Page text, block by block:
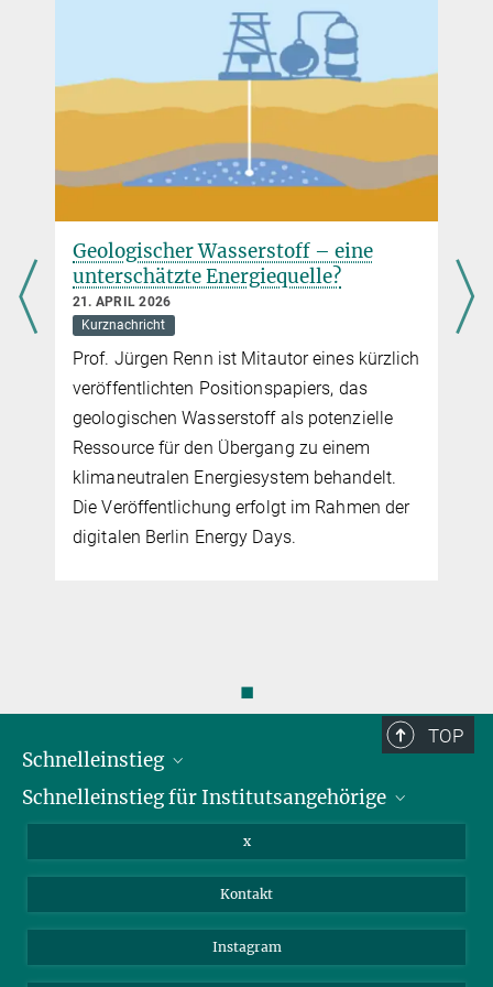
Geologischer Wasserstoff – eine
unterschätzte Energiequelle?
21. APRIL 2026
Kurznachricht
Prof. Jürgen Renn ist Mitautor eines kürzlich
veröffentlichten Positionspapiers, das
geologischen Wasserstoff als potenzielle
Ressource für den Übergang zu einem
klimaneutralen Energiesystem behandelt.
Die Veröffentlichung erfolgt im Rahmen der
digitalen Berlin Energy Days.
◼
TOP
Schnelleinstieg
Bibliothek
Schnelleinstieg für Institutsangehörige
Nextcloud
x
Kontakt
Instagram